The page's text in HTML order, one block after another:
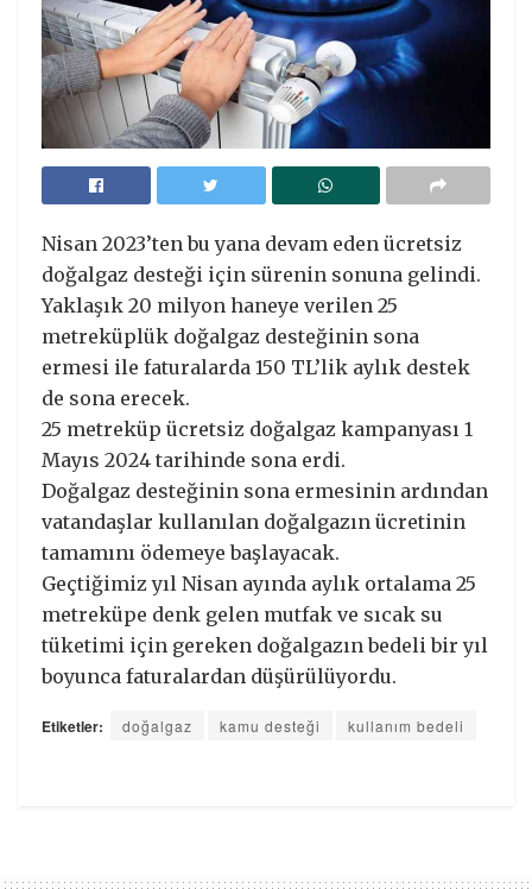
Nisan 2023’ten bu yana devam eden ücretsiz
doğalgaz desteği için sürenin sonuna gelindi.
Yaklaşık 20 milyon haneye verilen 25
metreküplük doğalgaz desteğinin sona
ermesi ile faturalarda 150 TL’lik aylık destek
de sona erecek.
25 metreküp ücretsiz doğalgaz kampanyası 1
Mayıs 2024 tarihinde sona erdi.
Doğalgaz desteğinin sona ermesinin ardından
vatandaşlar kullanılan doğalgazın ücretinin
tamamını ödemeye başlayacak.
Geçtiğimiz yıl Nisan ayında aylık ortalama 25
metreküpe denk gelen mutfak ve sıcak su
tüketimi için gereken doğalgazın bedeli bir yıl
boyunca faturalardan düşürülüyordu.
Etiketler: doğalgaz kamu desteği kullanım bedeli